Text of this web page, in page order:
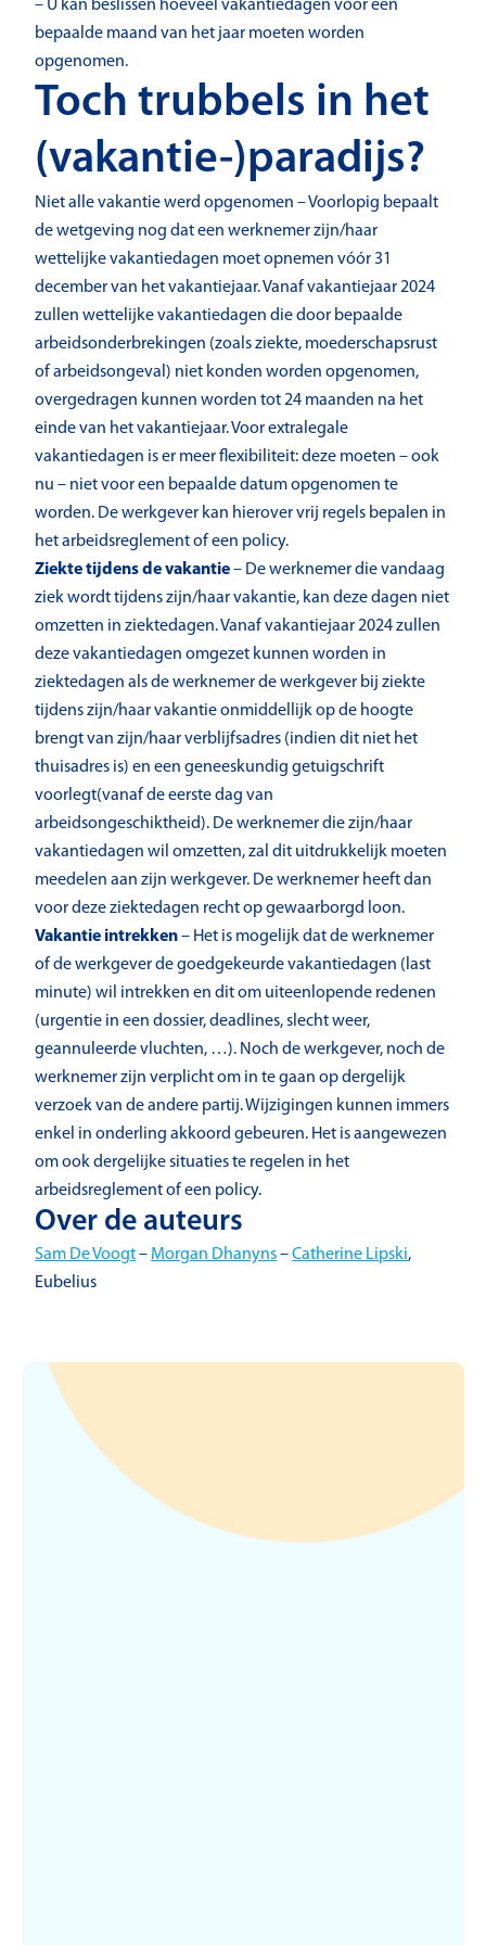
– U kan beslissen hoeveel vakantiedagen vóór een
bepaalde maand van het jaar moeten worden
opgenomen.
Toch trubbels in het
(vakantie-)paradijs?
Niet alle vakantie werd opgenomen – Voorlopig bepaalt
de wetgeving nog dat een werknemer zijn/haar
wettelijke vakantiedagen moet opnemen vóór 31
december van het vakantiejaar. Vanaf vakantiejaar 2024
zullen wettelijke vakantiedagen die door bepaalde
arbeidsonderbrekingen (zoals ziekte, moederschapsrust
of arbeidsongeval) niet konden worden opgenomen,
overgedragen kunnen worden tot 24 maanden na het
einde van het vakantiejaar. Voor extralegale
vakantiedagen is er meer flexibiliteit: deze moeten – ook
nu – niet voor een bepaalde datum opgenomen te
worden. De werkgever kan hierover vrij regels bepalen in
het arbeidsreglement of een policy.
Ziekte tijdens de vakantie– De werknemer die vandaag
ziek wordt tijdens zijn/haar vakantie, kan deze dagen niet
omzetten in ziektedagen. Vanaf vakantiejaar 2024 zullen
deze vakantiedagen omgezet kunnen worden in
ziektedagen als de werknemer de werkgever bij ziekte
tijdens zijn/haar vakantie onmiddellijk op de hoogte
brengt van zijn/haar verblijfsadres (indien dit niet het
thuisadres is) en een geneeskundig getuigschrift
voorlegt(vanaf de eerste dag van
arbeidsongeschiktheid). De werknemer die zijn/haar
vakantiedagen wil omzetten, zal dit uitdrukkelijk moeten
meedelen aan zijn werkgever. De werknemer heeft dan
voor deze ziektedagen recht op gewaarborgd loon.
Vakantie intrekken– Het is mogelijk dat de werknemer
of de werkgever de goedgekeurde vakantiedagen (last
minute) wil intrekken en dit om uiteenlopende redenen
(urgentie in een dossier, deadlines, slecht weer,
geannuleerde vluchten, …). Noch de werkgever, noch de
werknemer zijn verplicht om in te gaan op dergelijk
verzoek van de andere partij. Wijzigingen kunnen immers
enkel in onderling akkoord gebeuren. Het is aangewezen
om ook dergelijke situaties te regelen in het
arbeidsreglement of een policy.
Over de auteurs
Sam De Voogt– Morgan Dhanyns–Catherine Lipski,
Eubelius